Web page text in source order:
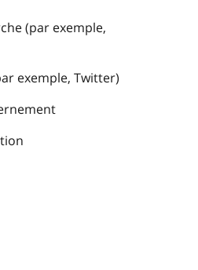
(par exemple,
exemple, Twitter)